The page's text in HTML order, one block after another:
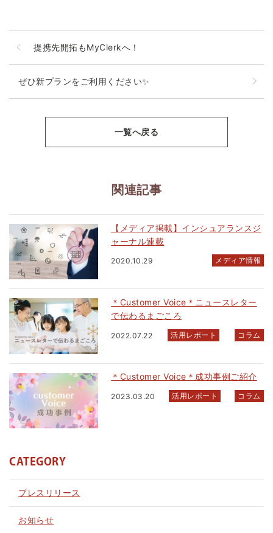
提携先開拓もMyClerkへ！
ぜひ新プランをご利用ください✨
一覧へ戻る
関連記事
【メディア掲載】インシュアランスジ
ャーナル連載
2020.10.29 メディア情報
＊Customer Voice＊ニュースレター
で伝わるまごころ
2022.07.22 活用レポート コラム
＊Customer Voice＊成功事例ご紹介
2023.03.20 活用レポート コラム
CATEGORY
プレスリリース
お知らせ